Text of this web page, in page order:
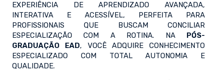
EXPERIÊNCIA DE APRENDIZADO AVANÇADA,
INTERATIVA E ACESSÍVEL, PERFEITA PARA
PROFISSIONAIS QUE BUSCAM CONCILIAR
ESPECIALIZAÇÃO COM A ROTINA. NA PÓS-
GRADUAÇÃO EAD, VOCÊ ADQUIRE CONHECIMENTO
ESPECIALIZADO COM TOTAL AUTONOMIA E
QUALIDADE.